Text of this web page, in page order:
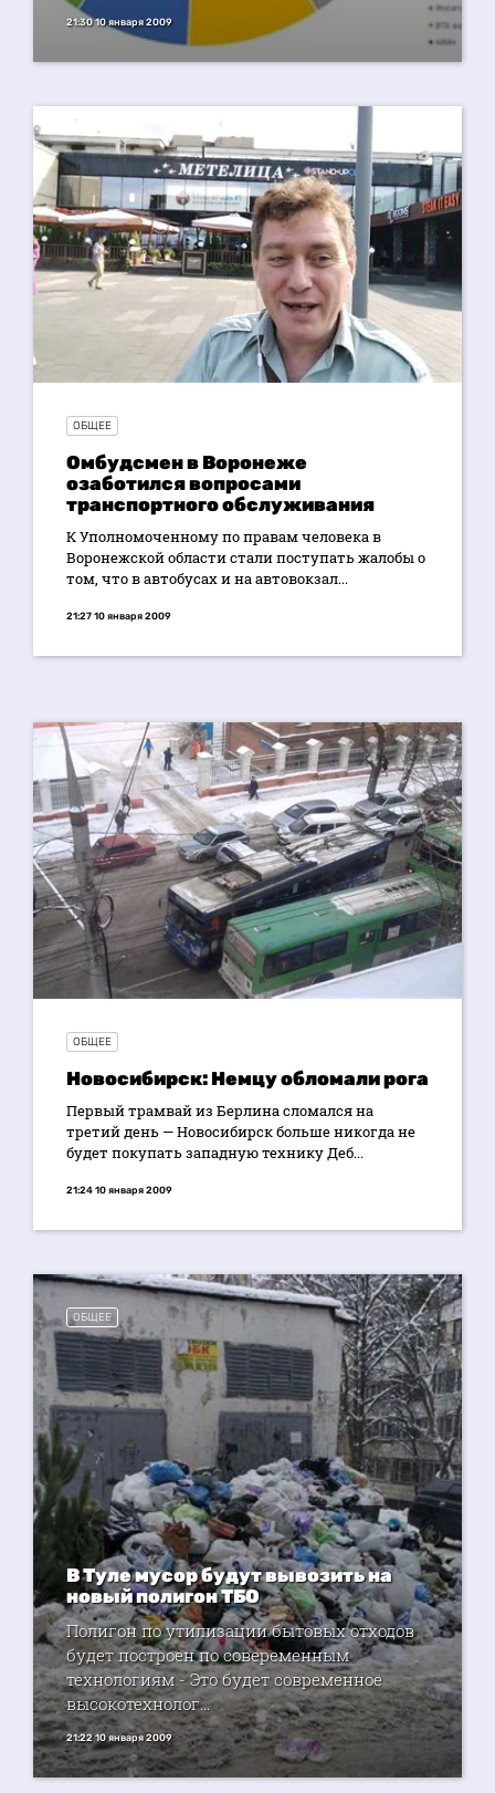
21:30 10 января 2009
ОБЩЕЕ
Омбудсмен в Воронеже
озаботился вопросами
транспортного обслуживания
К Уполномоченному по правам человека в
Воронежской области стали поступать жалобы о
том, что в автобусах и на автовокзал...
21:27 10 января 2009
ОБЩЕЕ
Новосибирск: Немцу обломали рога
Первый трамвай из Берлина сломался на
третий день — Новосибирск больше никогда не
будет покупать западную технику Деб...
21:24 10 января 2009
ОБЩЕЕ
В Туле мусор будут вывозить на
новый полигон ТБО
Полигон по утилизации бытовых отходов
будет построен по совеременным
технологиям - Это будет современное
высокотехнолог...
21:22 10 января 2009